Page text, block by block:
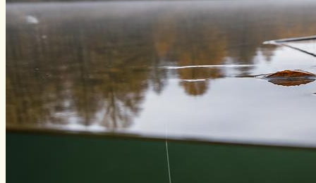
Виды ловли
Зимняя рыбалка
Нахлыст
Снаряжение
Эхолоты
Лодки и моторы
Узлы